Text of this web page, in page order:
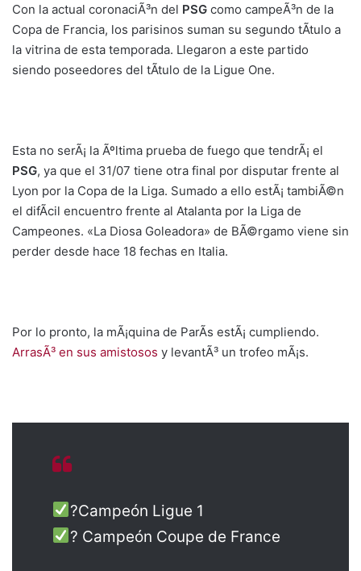
Con la actual coronaciÃ³n del PSG como campeÃ³n de la
Copa de Francia, los parisinos suman su segundo tÃ­tulo a
la vitrina de esta temporada. Llegaron a este partido
siendo poseedores del tÃ­tulo de la Ligue One.
Esta no serÃ¡ la Ãºltima prueba de fuego que tendrÃ¡ el
PSG, ya que el 31/07 tiene otra final por disputar frente al
Lyon por la Copa de la Liga. Sumado a ello estÃ¡ tambiÃ©n
el difÃ­cil encuentro frente al Atalanta por la Liga de
Campeones. «La Diosa Goleadora» de BÃ©rgamo viene sin
perder desde hace 18 fechas en Italia.
Por lo pronto, la mÃ¡quina de ParÃ­s estÃ¡ cumpliendo.
ArrasÃ³ en sus amistosos y levantÃ³ un trofeo mÃ¡s.
?Campeón Ligue 1
? Campeón Coupe de France